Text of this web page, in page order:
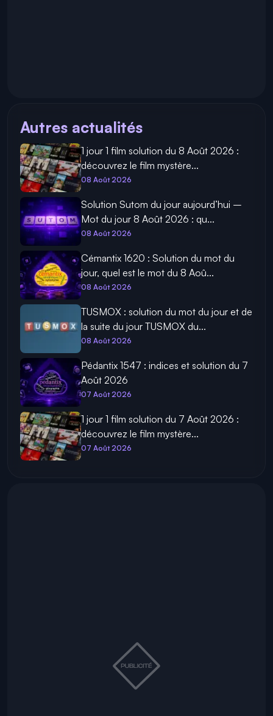
Autres actualités
1 jour 1 film solution du 8 Août 2026 :
découvrez le film mystère...
08 Août 2026
Solution Sutom du jour aujourd’hui –
Mot du jour 8 Août 2026 : qu...
08 Août 2026
Cémantix 1620 : Solution du mot du
jour, quel est le mot du 8 Aoû...
08 Août 2026
TUSMOX : solution du mot du jour et de
la suite du jour TUSMOX du...
08 Août 2026
Pédantix 1547 : indices et solution du 7
Août 2026
07 Août 2026
1 jour 1 film solution du 7 Août 2026 :
découvrez le film mystère...
07 Août 2026